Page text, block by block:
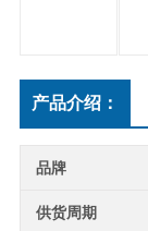
产品介绍：
品牌
供货周期